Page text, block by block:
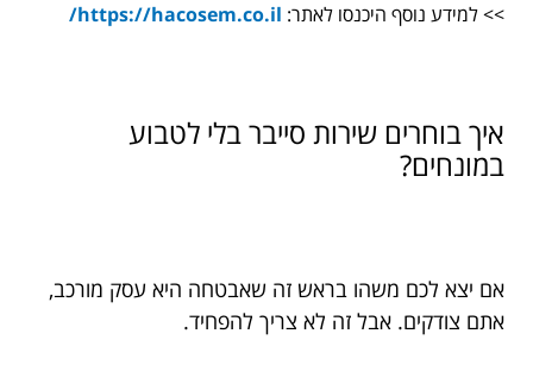
>> למידע נוסף היכנסו לאתר: https://hacosem.co.il/
איך בוחרים שירות סייבר בלי לטבוע
במונחים?
אם יצא לכם משהו בראש זה שאבטחה היא עסק מורכב,
אתם צודקים. אבל זה לא צריך להפחיד.